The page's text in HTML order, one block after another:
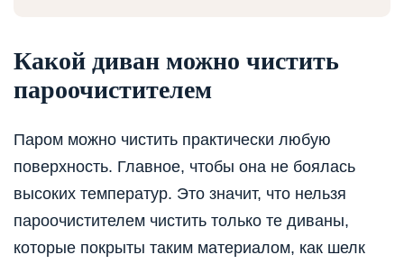
Какой диван можно чистить
пароочистителем
Паром можно чистить практически любую
поверхность. Главное, чтобы она не боялась
высоких температур. Это значит, что нельзя
пароочистителем чистить только те диваны,
которые покрыты таким материалом, как шелк